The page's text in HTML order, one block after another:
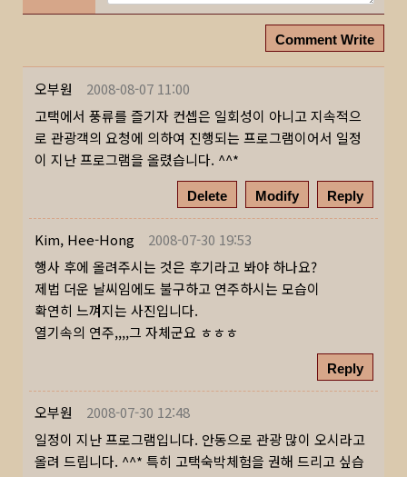
Comment Write
오부원
2008-08-07 11:00
고택에서 풍류를 즐기자 컨셉은 일회성이 아니고 지속적으
로 관광객의 요청에 의하여 진행되는 프로그램이어서 일정
이 지난 프로그램을 올렸습니다. ^^*
Delete Modify Reply
Kim, Hee-Hong
2008-07-30 19:53
행사 후에 올려주시는 것은 후기라고 봐야 하나요?
제법 더운 날씨임에도 불구하고 연주하시는 모습이
확연히 느껴지는 사진입니다.
열기속의 연주,,,,그 자체군요 ㅎㅎㅎ
Reply
오부원
2008-07-30 12:48
일정이 지난 프로그램입니다. 안동으로 관광 많이 오시라고
올려 드립니다. ^^* 특히 고택숙박체험을 권해 드리고 싶습